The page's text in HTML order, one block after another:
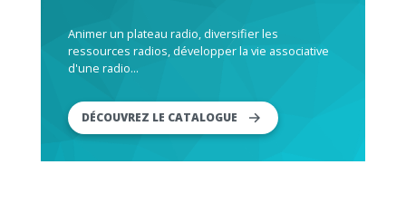
Animer un plateau radio, diversifier les
ressources radios, développer la vie associative
d'une radio...
DÉCOUVREZ LE CATALOGUE